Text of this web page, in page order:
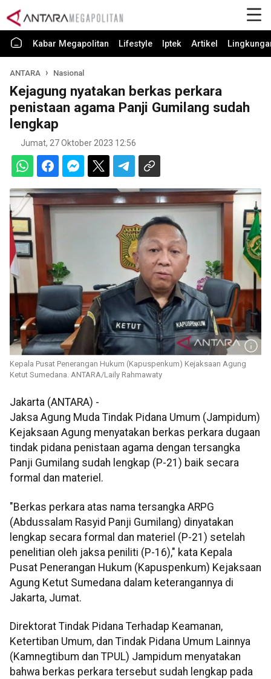
Kabar Megapolitan Lifestyle Iptek Artikel
ANTARA Nasional
Kejagung nyatakan berkas perkara
penistaan agama Panji Gumilang sudah
lengkap
Jumat, 27 Oktober 2023 12:56
Kepala Pusat Penerangan Hukum (Kapuspenkum) Kejaksaan Agung
Ketut Sumedana. ANTARA/Laily Rahmawaty
Jakarta (ANTARA) -
Jaksa Agung Muda Tindak Pidana Umum (Jampidum)
Kejaksaan Agung menyatakan berkas perkara dugaan
tindak pidana penistaan agama dengan tersangka
Panji Gumilang sudah lengkap (P-21) baik secara
formal dan materiel.
"Berkas perkara atas nama tersangka ARPG
(Abdussalam Rasyid Panji Gumilang) dinyatakan
lengkap secara formal dan materiel (P-21) setelah
penelitian oleh jaksa peniliti (P-16)," kata Kepala
Pusat Penerangan Hukum (Kapuspenkum) Kejaksaan
Agung Ketut Sumedana dalam keterangannya di
Jakarta, Jumat.
Direktorat Tindak Pidana Terhadap Keamanan,
Ketertiban Umum, dan Tindak Pidana Umum Lainnya
(Kamnegtibum dan TPUL) Jampidum menyatakan
bahwa berkas perkara tersebut sudah lengkap pada